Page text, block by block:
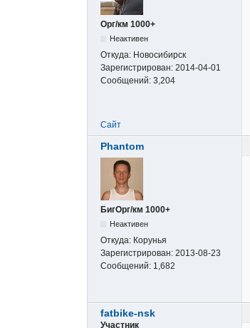
Орг/км 1000+
Неактивен
Откуда: Новосибирск
Зарегистрирован: 2014-04-01
Сообщений: 3,204
Сайт
Phantom
БигОрг/км 1000+
Неактивен
Откуда: Корунья
Зарегистрирован: 2013-08-23
Сообщений: 1,682
fatbike-nsk
Участник